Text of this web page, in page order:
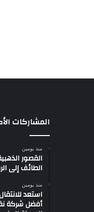
المشاركات
منذ يومين
القصور
الطائف إلى الرياض
منذ يومين
استعد
أفضل شركة